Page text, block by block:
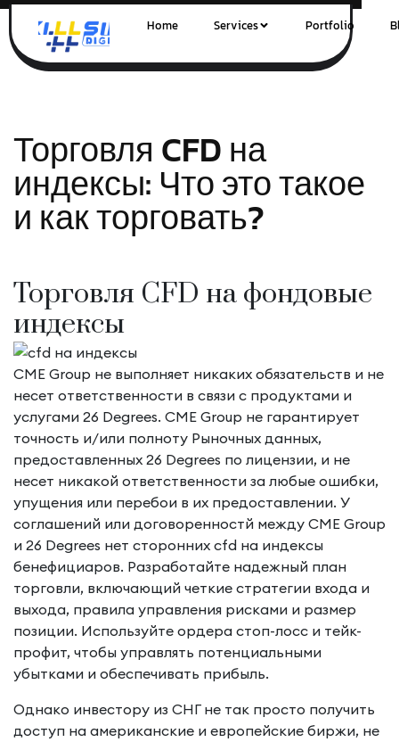
Home Services Portfolio
Торговля CFD на
индексы: Что это такое
и как торговать?
Торговля CFD на фондовые
индексы
CME Group не выполняет никаких обязательств и не
несет ответственности в связи с продуктами и
услугами 26 Degrees. CME Group не гарантирует
точность и/или полноту Рыночных данных,
предоставленных 26 Degrees по лицензии, и не
несет никакой ответственности за любые ошибки,
упущения или перебои в их предоставлении. У
соглашений или договоренностй между CME Group
и 26 Degrees нет сторонних cfd на индексы
бенефициаров. Разработайте надежный план
торговли, включающий четкие стратегии входа и
выхода, правила управления рисками и размер
позиции. Используйте ордера стоп-лосс и тейк-
профит, чтобы управлять потенциальными
убытками и обеспечивать прибыль.
Однако инвестору из СНГ не так просто получить
доступ на американские и европейские биржи, не